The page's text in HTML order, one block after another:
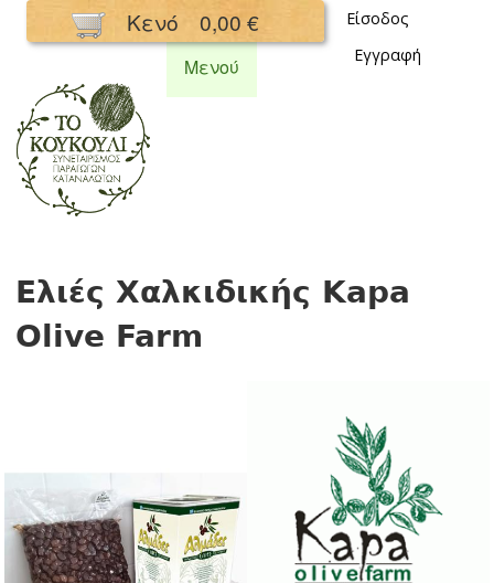
Παράκαμψη
προς το
κυρίως
Κενό 0,00 €
Είσοδος
Εγγραφή
Συνεταιρισμός
Μενού
Ελιές Χαλκιδικής Kapa
Olive Farm